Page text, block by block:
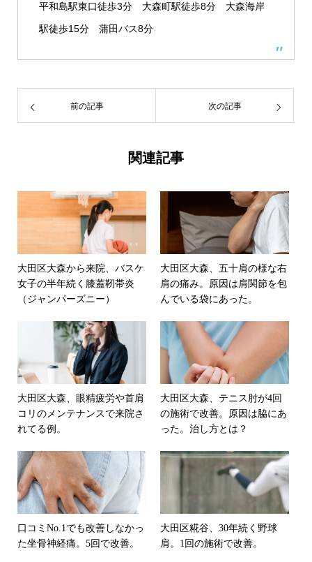
平和島駅東口徒歩3分 大森町駅徒歩8分 大森海岸
駅徒歩15分 蒲田バス8分
前の記事 次の記事
関連記事
大田区大森から来院、バスケ
女子の半年続く膝蓋靭帯炎
（ジャンパーズニー）
大田区大森、五十肩の様な右
肩の痛み。原因は肩関節を包
んでいる袋にあった。
大田区大森、眼精疲労や首肩
コリのメンテナンスで来院さ
れてる例。
大田区大森、テニス肘が4回
の施術で改善。原因は脇にあ
った。治し方とは？
口コミNo.1でも改善しなかっ
た坐骨神経痛。5回で改善。
大田区糀谷、30年続く野球
肩。1回の施術で改善。